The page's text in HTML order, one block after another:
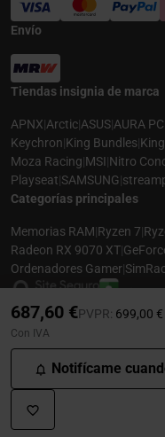
PVPR: Precio
699,00 €
687,60 €
Con IVA
Notifícame
Envío
Tiendas insignia de marca
APNX|Arctic|ASUS|AURA PC
Keychron|King Bundles|
Moza Racing|MSI|Nitro
Playseat|SAMSUNG|
Categorías principales
Memorias RAM|Ryzen 7|
Radeon RX 9070 XT|
Ordenadores Gamer|
© 2026 CASEKING ESPAÑA.
FOTOS PUEDEN NO
ESPECIFICACIONES SUJETOS
ESPAÑA RENUNCIA A
PUBLICADO EN EL SITIO.